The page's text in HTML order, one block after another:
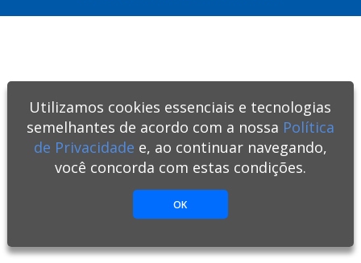
Utilizamos cookies essenciais e tecnologias
semelhantes de acordo com a nossa Política
de Privacidade e, ao continuar navegando,
você concorda com estas condições.
OK